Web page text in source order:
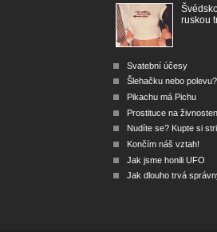
ruskou
Svatební účesy
Šlehačku nebo polevu?
Pikachu má Pichu
Prostituce na
Nudíte se? Kupte si
Končím náš vztah!
Jak jsme honili UFO
Jak dlouho trvá